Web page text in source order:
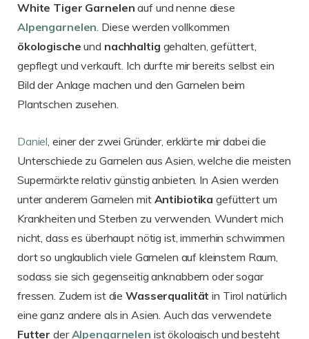
White Tiger Garnelen auf und nenne diese
Alpengarnelen. Diese werden vollkommen
ökologische und nachhaltig gehalten, gefüttert,
gepflegt und verkauft. Ich durfte mir bereits selbst ein
Bild der Anlage machen und den Garnelen beim
Plantschen zusehen.
Daniel, einer der zwei Gründer, erklärte mir dabei die
Unterschiede zu Garnelen aus Asien, welche die meisten
Supermärkte relativ günstig anbieten. In Asien werden
unter anderem Garnelen mit Antibiotika gefüttert um
Krankheiten und Sterben zu verwenden. Wundert mich
nicht, dass es überhaupt nötig ist, immerhin schwimmen
dort so unglaublich viele Garnelen auf kleinstem Raum,
sodass sie sich gegenseitig anknabbern oder sogar
fressen. Zudem ist dieWasserqualität in Tirol natürlich
eine ganz andere als in Asien. Auch das verwendete
Futter derAlpengarnelen ist ökologisch und besteht